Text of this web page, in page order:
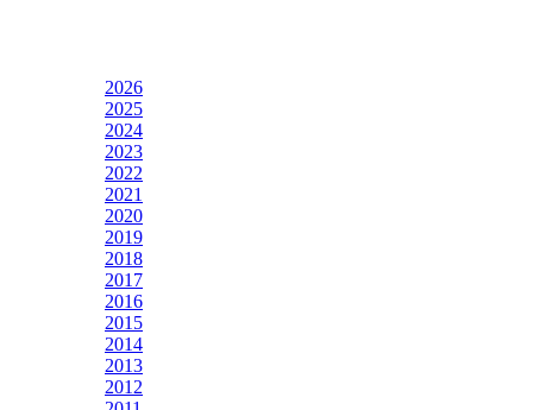
2026
2025
2024
2023
2022
2021
2020
2019
2018
2017
2016
2015
2014
2013
2012